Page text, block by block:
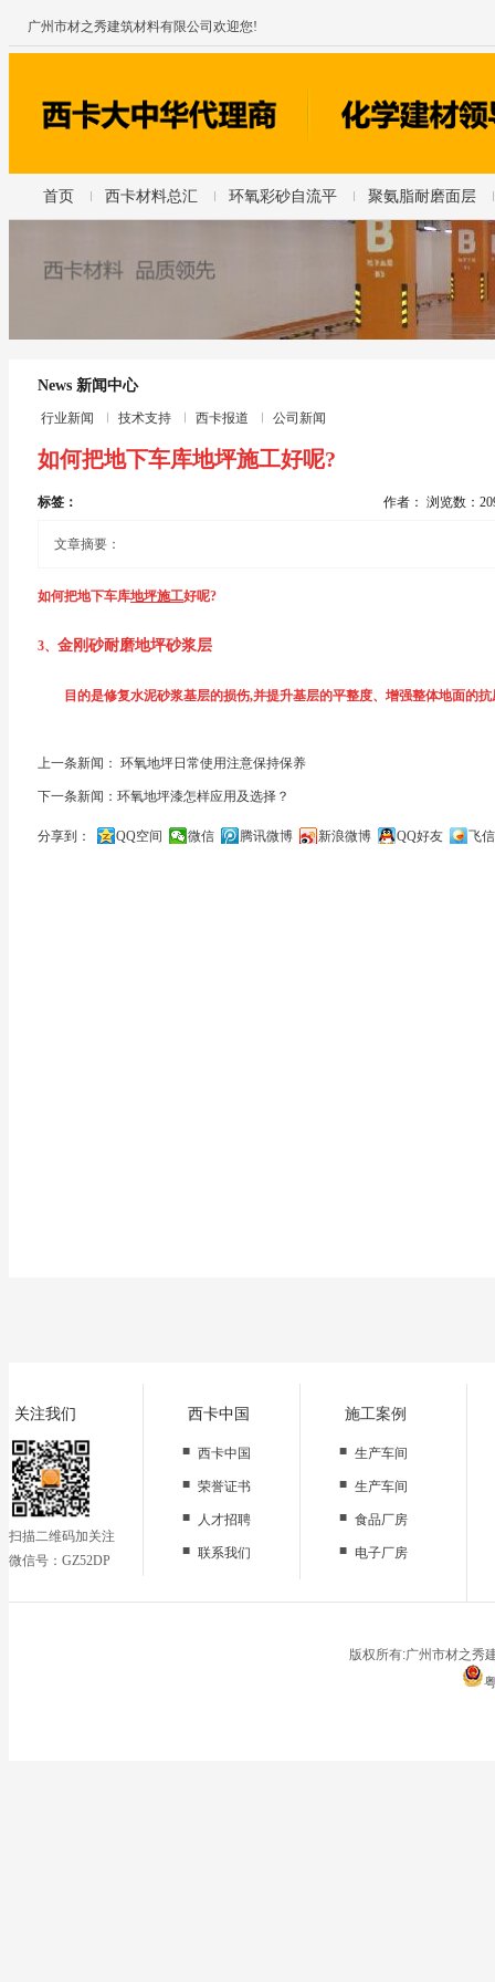
广州市材之秀建筑材料有限公司欢迎您!
首页 西卡材料总汇 环氧彩砂自流平 聚氨脂耐磨面层
News 新闻中心
行业新闻 技术支持 西卡报道 公司新闻
如何把地下车库地坪施工好呢?
标签： 作者： 浏览数：
文章摘要：
如何把地下车库地坪施工好呢?
为了防止施工边缘部分沾污及加工处保持完全直线(或与不涂部分的界限)应贴
关人员进入施工现场.搬运到施工现场的材料,务必放在能够避免风、雨及阳光
1、施工前的基面处理
整体以打磨机将基层表面打磨,其目的是去除新施工水泥砂浆表层低强度的
3、 金刚砂耐磨地坪砂浆层
目的是修复水泥砂浆基层的损伤,并提升基层的平整度、增强整体地面的抗
均匀刮涂
上一条新闻： 环氧地坪日常使用注意保持保养
下一条新闻：环氧地坪漆怎样应用及选择？
分享到： QQ空间 微信 腾讯微博 新浪微博 QQ好友
飞信
关注我们
扫描二维码加关注
微信号：GZ52DP
西卡中国
■ 西卡中国
■ 荣誉证书
■
人才招聘
■ 联系我们
施工案例
■ 生产车间
■ 生产车间
■ 食品厂房
■ 电子厂房
停车场
版权所有:广州市材之